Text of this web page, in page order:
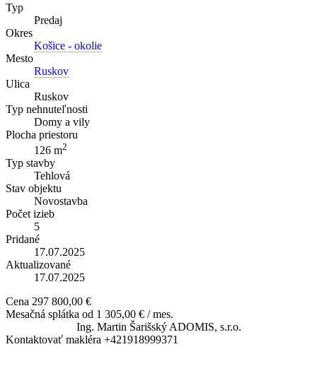
Typ
Predaj
Okres
Košice - okolie
Mesto
Ruskov
Ulica
Ruskov
Typ nehnuteľnosti
Domy a vily
Plocha priestoru
126 m2
Typ stavby
Tehlová
Stav objektu
Novostavba
Počet izieb
5
Pridané
17.07.2025
Aktualizované
17.07.2025
Cena 297 800,00 €
Mesačná splátka od 1 305,00 € / mes.
Ing. Martin Šarišský ADOMIS, s.r.o.
Kontaktovať makléra +421918999371